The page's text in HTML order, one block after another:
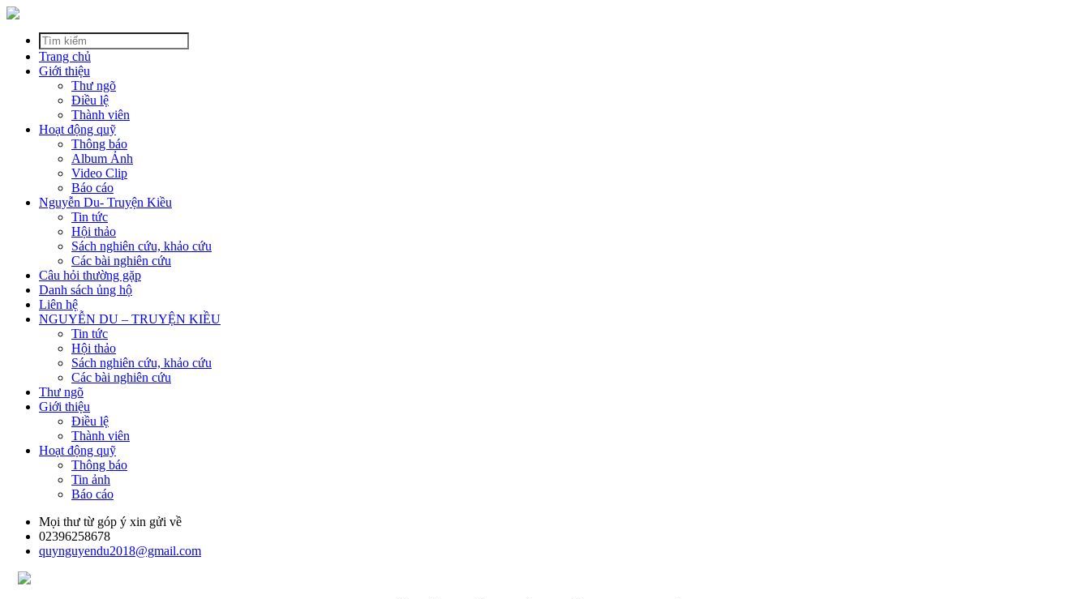
Trang chủ
Giới thiệu
Thư ngõ
Điều lệ
Thành viên
Hoạt động quỹ
Thông báo
Album Ảnh
Video Clip
Báo cáo
Nguyễn Du- Truyện Kiều
Tin tức
Hội thảo
Sách nghiên cứu, khảo cứu
Các bài nghiên cứu
Câu hỏi thường gặp
Danh sách ủng hộ
Liên hệ
NGUYỄN DU – TRUYỆN KIỀU
Tin tức
Hội thảo
Sách nghiên cứu, khảo cứu
Các bài nghiên cứu
Thư ngõ
Giới thiệu
Điều lệ
Thành viên
Hoạt động quỹ
Thông báo
Tin ảnh
Báo cáo
Mọi thư từ góp ý xin gửi về
02396258678
quynguyendu2018@gmail.com